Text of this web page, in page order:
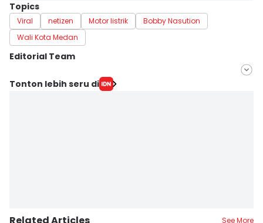
Topics
Viral netizen Motor listrik
Bobby Nasution
Wali Kota Medan
Editorial Team
Editor
Tonton lebih seru di
See More